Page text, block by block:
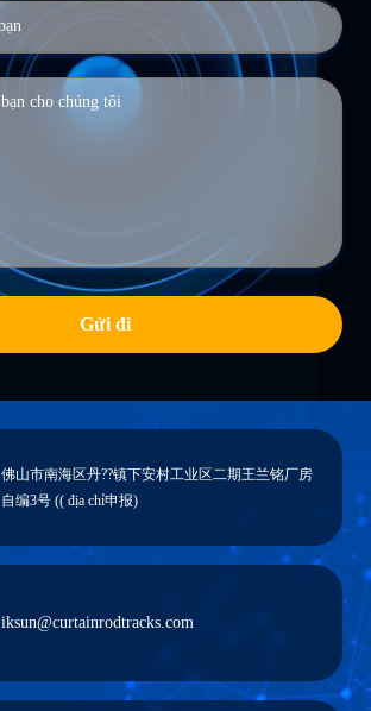
Gửi đi
佛山市南海区丹??镇下安村工业区二期王兰铭厂房
自编3号 (( địa chỉ申报)
iksun@curtainrodtracks.com